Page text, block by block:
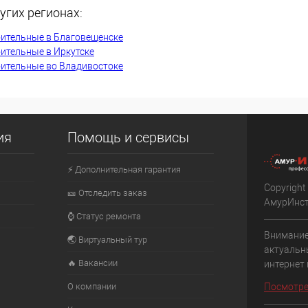
В наличии
регионах:
в Благовещенске
в Иркутске
во Владивостоке
Помощь и сервисы
⚡ Дополнительная гарантия
🎫 Отследить заказ
⌚ Статус ремонта
🌏 Виртуальный тур
🔥 Вакансии
О компании
интернет